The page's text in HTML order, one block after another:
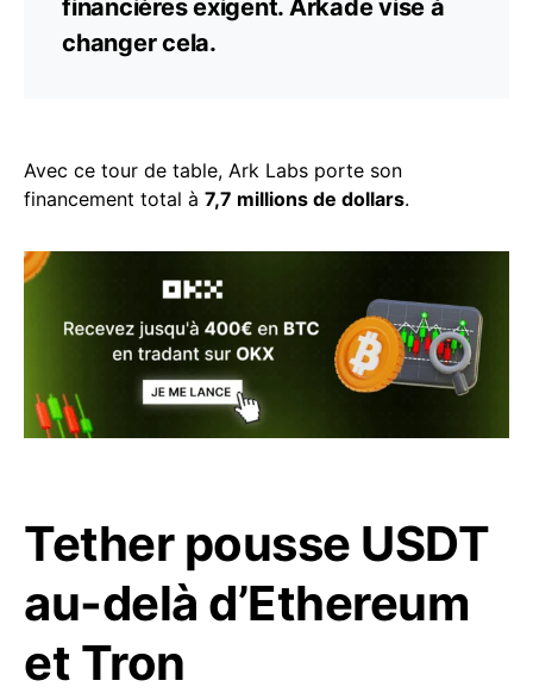
financières exigent. Arkade vise à
changer cela.
Avec ce tour de table, Ark Labs porte son
financement total à 7,7 millions de dollars.
Tether pousse USDT
au-delà d’Ethereum
et Tron